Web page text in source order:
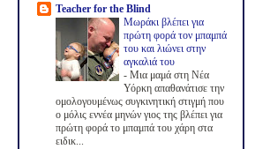
Teacher for the Blind
Μωράκι βλέπει για
πρώτη φορά τον μπαμπά
του και λιώνει στην
αγκαλιά του
- Μια μαμά στη Νέα
Υόρκη απαθανάτισε την
ομολογουμένως συγκινητική στιγμή που
ο μόλις εννέα μηνών γιος της βλέπει για
πρώτη φορά το μπαμπά του χάρη στα
ειδικ...